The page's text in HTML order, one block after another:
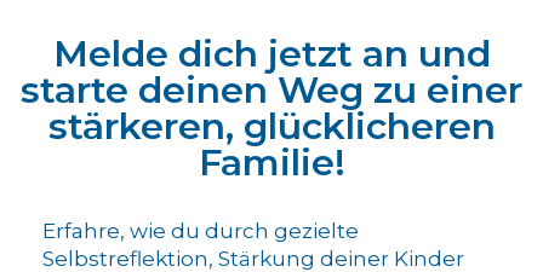
Melde dich jetzt an und
starte deinen Weg zu einer
stärkeren, glücklicheren
Familie!
Erfahre, wie du durch gezielte
Selbstreflektion, Stärkung deiner Kinder